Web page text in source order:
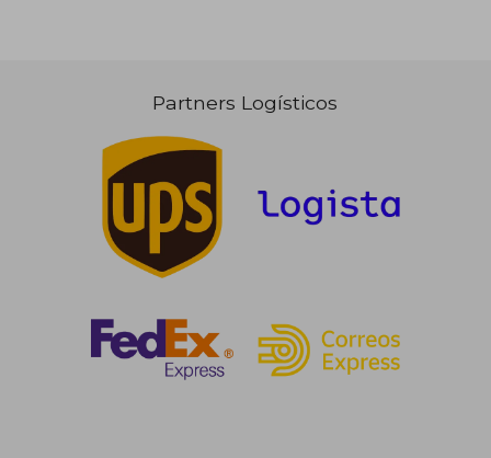
Partners Logísticos